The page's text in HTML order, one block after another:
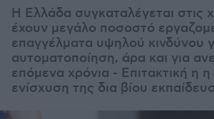
Η Ελλάδα συγκαταλέγεται στις
έχουν μεγάλο ποσοστό
επαγγέλματα υψηλού κινδύνου
αυτοματοποίηση, άρα και για
επόμενα χρόνια - Επιτακτική η
ενίσχυση της δια βίου